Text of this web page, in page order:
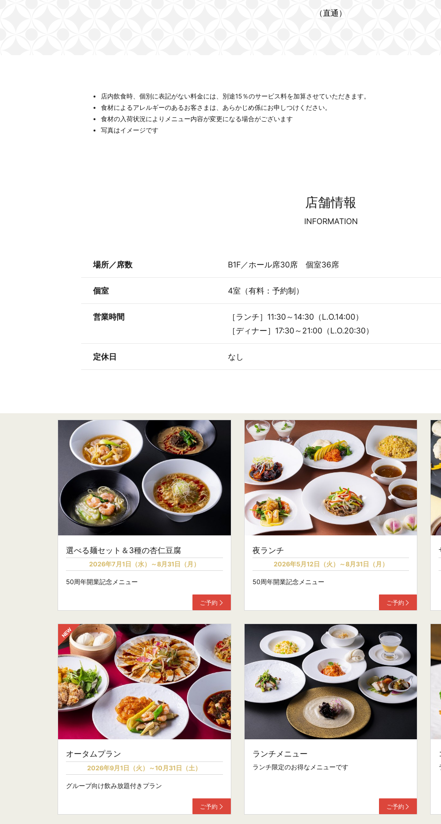
（直通）
店内飲食時、個別に表記がない料金には、別途15％のサービス料を加算させていただきます。
食材によるアレルギーのあるお客さまは、あらかじめ係にお申しつけください。
食材の入荷状況によりメニュー内容が変更になる場合がございます
写真はイメージです
店舗情報
INFORMATION
場所／席数 B1F／ホール席30席 個室36席
個室 4室（有料：予約制）
営業時間
［ランチ］11:30～14:30（L.O.14:00）
［ディナー］17:30～21:00（L.O.20:30）
定休日 なし
選べる麺セット＆3種の杏仁豆腐
2026年7月1日（水）～8月31日（月）
50周年開業記念メニュー
ご予約
夜ランチ
2026年5月12日（火）～8月31日（月）
50周年開業記念メニュー
ご予約
オータムプラン
2026年9月1日（火）～10月31日（土）
グループ向け飲み放題付きプラン
ご予約
ランチメニュー
ランチ限定のお得なメニューです
ご予約